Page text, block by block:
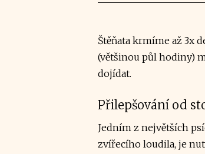
Štěňata krmíme až 3x
(většinou půl hodiny)
dojídat.
Přilepšování od
Jedním z největších
zvířecího loudila, je